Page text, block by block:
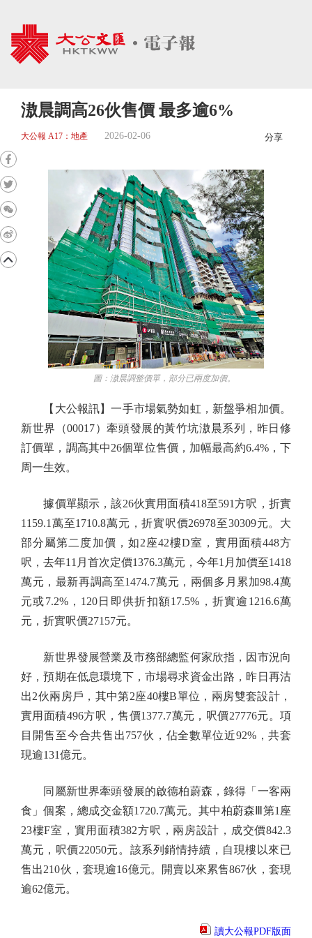
滶晨調高26伙售價 最多逾6%
大公報 A17：地產 2026-02-06 分享
圖：滶晨調整價單，部分已兩度加價。
【大公報訊】一手市場氣勢如虹，新盤爭相加價。
新世界（00017）牽頭發展的黃竹坑滶晨系列，昨日修
訂價單，調高其中26個單位售價，加幅最高約6.4%，下
周一生效。
據價單顯示，該26伙實用面積418至591方呎，折實
1159.1萬至1710.8萬元，折實呎價26978至30309元。大
部分屬第二度加價，如2座42樓D室，實用面積448方
呎，去年11月首次定價1376.3萬元，今年1月加價至1418
萬元，最新再調高至1474.7萬元，兩個多月累加98.4萬
元或7.2%，120日即供折扣額17.5%，折實逾1216.6萬
元，折實呎價27157元。
新世界發展營業及市務部總監何家欣指，因市況向
好，預期在低息環境下，市場尋求資金出路，昨日再沽
出2伙兩房戶，其中第2座40樓B單位，兩房雙套設計，
實用面積496方呎，售價1377.7萬元，呎價27776元。項
目開售至今合共售出757伙，佔全數單位近92%，共套
現逾131億元。
同屬新世界牽頭發展的啟德柏蔚森，錄得「一客兩
食」個案，總成交金額1720.7萬元。其中柏蔚森Ⅲ第1座
23樓F室，實用面積382方呎，兩房設計，成交價842.3
萬元，呎價22050元。該系列銷情持續，自現樓以來已
售出210伙，套現逾16億元。開賣以來累售867伙，套現
逾62億元。
讀大公報PDF版面